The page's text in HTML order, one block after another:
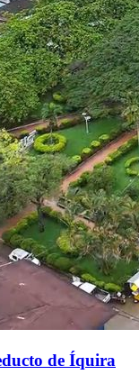
de Íquira